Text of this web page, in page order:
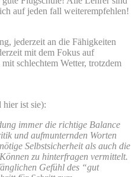
auf jeden fall weiterempfehlen!
jederzeit an die Fähigkeiten
mit dem Fokus auf
schlechtem Wetter, trotzdem
hier ist sie):
immer die richtige Balance
und aufmunternden Worten
Selbstsicherheit als auch die
zu hinterfragen vermittelt.
Gefühl des “gut